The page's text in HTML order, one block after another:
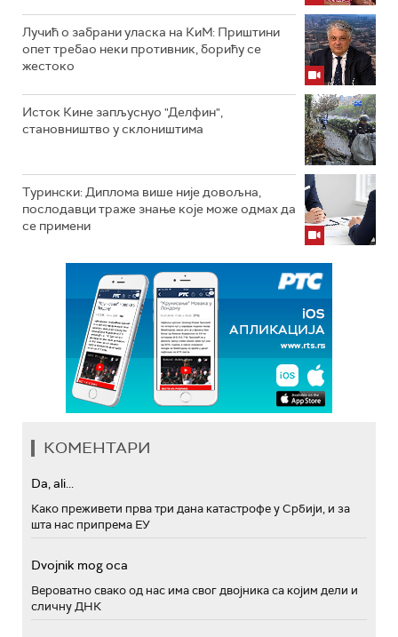
Лучић о забрани уласка на КиМ: Приштини
опет требао неки противник, борићу се
жестоко
Исток Кине запљуснуо "Делфин",
становништво у склоништима
Турински: Диплома више није довољна,
послодавци траже знање које може одмах да
се примени
КОМЕНТАРИ
Da, ali...
Како преживети прва три дана катастрофе у Србији, и за
шта нас припрема ЕУ
Dvojnik mog oca
Вероватно свако од нас има свог двојника са којим дели и
сличну ДНК